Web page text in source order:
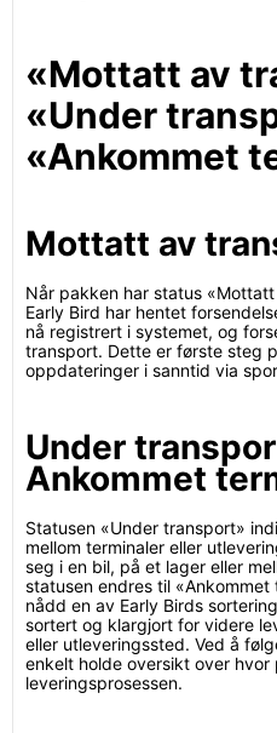
«Mottatt av
«Under
«Ankommet
Mottatt av
Når pakken har status
Early Bird har hentet
nå registrert i systemet, og
transport. Dette er første steg
oppdateringer i sanntid via
Under
Ankommet
Statusen «Under transport»
mellom terminaler eller
seg i en bil, på et lager eller
statusen endres til
nådd en av Early Birds
sortert og klargjort for videre
eller utleveringssted. Ved å
enkelt holde oversikt over
leveringsprosessen.